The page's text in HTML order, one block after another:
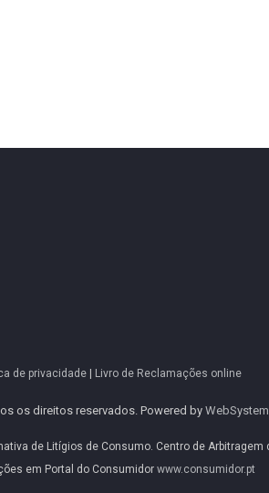
de privacidade| Livro de Reclamações online
os direitos reservados. Powered by
de Litígios de Consumo. Centro de Arbitragem
em Portal do Consumidor www.consumidor.pt